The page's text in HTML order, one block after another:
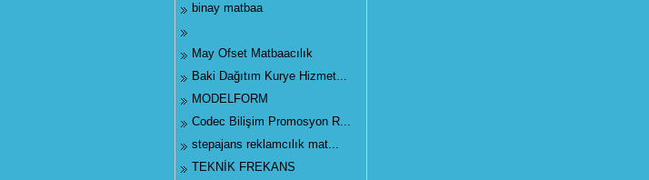
binay matbaa
May Ofset Matbaacılık
Baki Dağıtım Kurye Hizmet...
MODELFORM
Codec Bilişim Promosyon R...
stepajans reklamcılık mat...
TEKNİK FREKANS